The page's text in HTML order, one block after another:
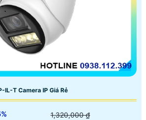
IL-T Camera IP Giá Rẻ
1,320,000 ₫